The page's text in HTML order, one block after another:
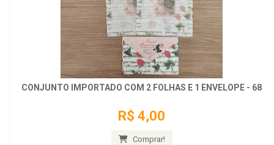
CONJUNTO IMPORTADO COM 2 FOLHAS E 1 ENVELOPE - 68
R$ 4,00
Comprar!